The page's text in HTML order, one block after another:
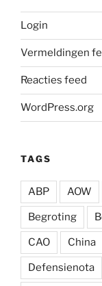
Login
Vermeldingen
Reacties feed
WordPress.org
TAGS
ABP AOW
Begroting
CAO China
Defensienota